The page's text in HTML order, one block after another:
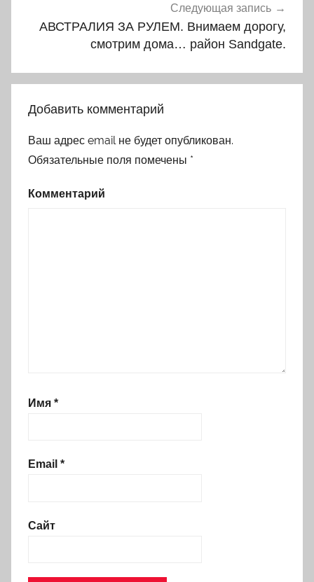
Следующая запись
АВСТРАЛИЯ ЗА РУЛЕМ. Внимаем дорогу,
смотрим дома… район Sandgate.
Добавить комментарий
Ваш адрес email не будет опубликован.
Обязательные поля помечены *
Комментарий
Имя *
Email *
Сайт